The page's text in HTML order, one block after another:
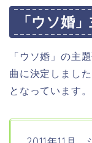
「ウソ婚
「ウソ婚」の主
曲に決定しました
となっています。